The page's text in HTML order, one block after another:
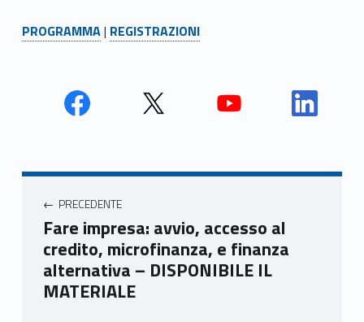
PROGRAMMA| REGISTRAZIONI
Unio
mer
e
Ven
eto
Unio
e
Ven
eto
Unio
e
Ven
eto
Unio
Navigazione articoli
PRECEDENTE
Fare impresa: avvio, accesso al
credito, microfinanza, e finanza
alternativa – DISPONIBILE IL
MATERIALE